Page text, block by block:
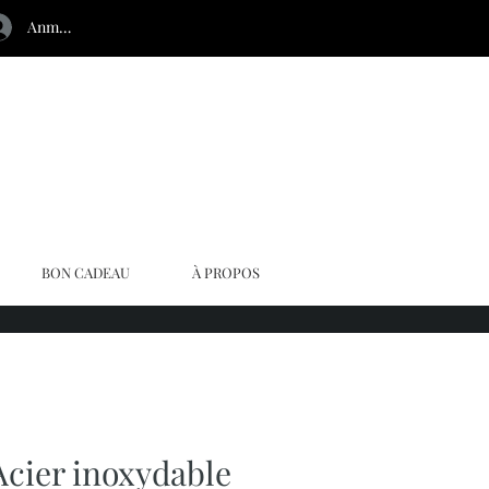
Anmelden
BON CADEAU À PROPOS
inoxydable